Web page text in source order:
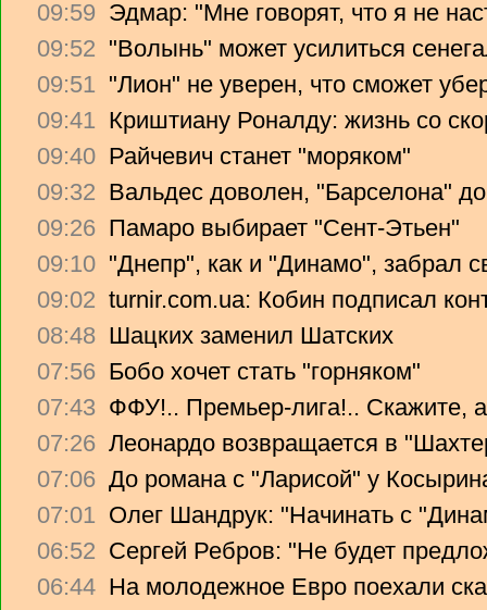
09:59 Эдмар: "Мне говорят, что я не
09:52 "Волынь" может усилиться
09:51 "Лион" не уверен, что сможет
09:41 Криштиану Роналду: жизнь со
09:40 Райчевич станет "моряком"
09:32 Вальдес доволен, "Барселона"
09:26 Памаро выбирает "Сент-Этьен"
09:10 "Днепр", как и "Динамо", забрал
09:02 turnir.com.ua: Кобин подписал
08:48 Шацких заменил Шатских
07:56 Бобо хочет стать "горняком"
07:43 ФФУ!.. Премьер-лига!.. Скажите,
07:26 Леонардо возвращается в
07:06 До романа с "Ларисой" у
07:01 Олег Шандрук: "Начинать с
06:52 Сергей Ребров: "Не будет
06:44 На молодежное Евро поехали